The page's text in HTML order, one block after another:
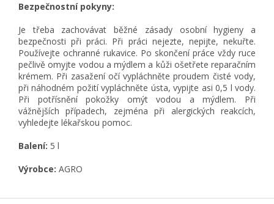
Bezpečnostní pokyny:
Je třeba zachovávat běžné zásady osobní hygieny a
bezpečnosti při práci. Při práci nejezte, nepijte, nekuřte.
Používejte ochranné rukavice. Po skončení práce vždy ruce
pečlivě omyjte vodou a mýdlem a kůži ošetřete reparačním
krémem. Při zasažení očí vypláchněte proudem čisté vody,
při náhodném požití vypláchněte ústa, vypijte asi 0,5 l vody.
Při potřísnění pokožky omýt vodou a mýdlem. Při
vážnějších případech, zejména při alergických reakcích,
vyhledejte lékařskou pomoc.
Balení: 5 l
Výrobce: AGRO